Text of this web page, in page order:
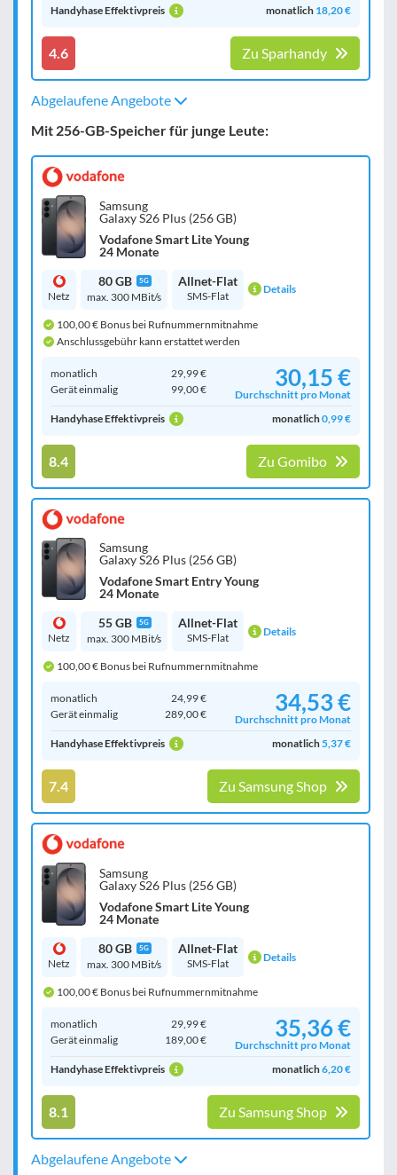
Handyhase Effektivpreis monatlich 18,20 €
4.6 Zu Sparhandy
Abgelaufene Angebote
Mit 256-GB-Speicher für junge Leute:
Samsung
Galaxy S26 Plus (256 GB)
Vodafone Smart Lite Young
24 Monate
Netz
80 GB 5G
max. 300 MBit/s
Allnet-Flat
SMS-Flat Details
100,00 € Bonus bei Rufnummernmitnahme
Anschlussgebühr kann erstattet werden
monatlich
29,99 €
Gerät einmalig
99,00 € 30,15 €
Durchschnitt pro Monat
Handyhase Effektivpreis
monatlich0,99 €
8.4 Zu Gomibo
Samsung
Galaxy S26 Plus (256 GB)
Vodafone Smart Entry Young
24 Monate
Netz
55 GB 5G
max. 300 MBit/s
Allnet-Flat
SMS-Flat Details
100,00 € Bonus bei Rufnummernmitnahme
monatlich
24,99 €
Gerät einmalig
289,00 € 34,53 €
Durchschnitt pro Monat
Handyhase Effektivpreis
monatlich5,37 €
7.4 Zu Samsung Shop
Samsung
Galaxy S26 Plus (256 GB)
Vodafone Smart Lite Young
24 Monate
Netz
80 GB 5G
max. 300 MBit/s
Allnet-Flat
SMS-Flat Details
100,00 € Bonus bei Rufnummernmitnahme
monatlich
29,99 €
Gerät einmalig
189,00 € 35,36 €
Durchschnitt pro Monat
Handyhase Effektivpreis
monatlich6,20 €
8.1 Zu Samsung Shop
Abgelaufene Angebote